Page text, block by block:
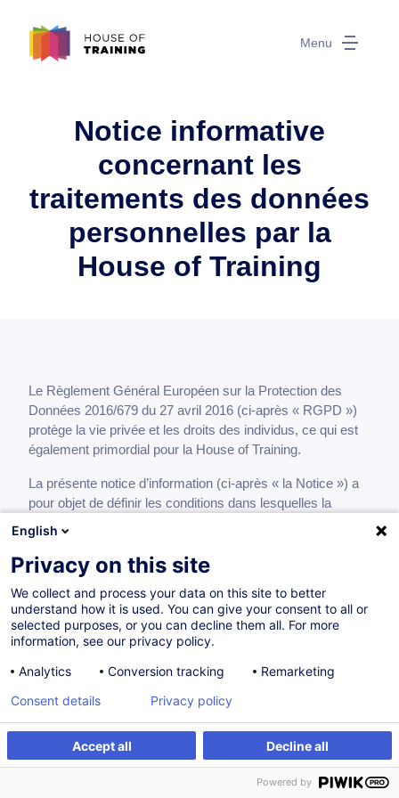
Menu
Notice informative
concernant les
traitements des données
personnelles par la
House of Training
Le Règlement Général Européen sur la Protection des
Données 2016/679 du 27 avril 2016 (ci-après « RGPD »)
protège la vie privée et les droits des individus, ce qui est
également primordial pour la House of Training.
La présente notice d’information (ci-après « la Notice ») a
pour objet de définir les conditions dans lesquelles la
House of Training, traite les données à caractère personnel
de ses clients, des personnes ayant marqué un intérêt
pour ses activités, le cas échéant des
fournisseurs/prestataires de services qui travaillent pour
elle, et des partenaires avec lesquels elle met en place des
programmes de formation.
données personnelles que la House of Training,
immatriculée au Registre du commerce et des Sociétés de
Luxembourg sous le numéro G22, établie au 7, rue Alcide
de Gasperi, BP 490, L-2014 Luxembourg, fait, en tant que
responsable de traitement, pendant et après votre relation
contractuelle avec elle en conformité avec le RGPD.
English
Privacy on this site
We collect and process your data on this site to better
understand how it is used. You can give your consent to all or
selected purposes, or you can decline them all. For more
information, see our privacy policy.
Analytics
Conversion tracking Remarketing
Accept all Decline all
Consent details Privacy policy
Powered by